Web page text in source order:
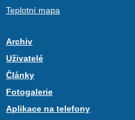
Teplotní mapa
Archiv
Uživatelé
Články
Fotogalerie
Aplikace na telefony